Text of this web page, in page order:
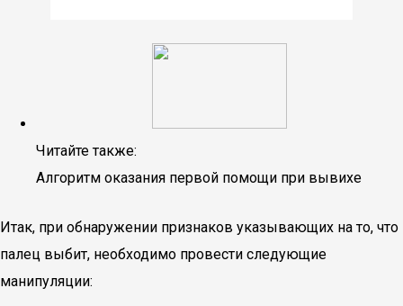
Читайте также:
Алгоритм оказания первой помощи при вывихе
Итак, при обнаружении признаков указывающих на то, что
палец выбит, необходимо провести следующие
манипуляции: